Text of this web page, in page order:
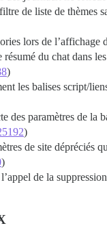
de liste de thèmes
lors de l’affichage
résumé du chat dans
)
les balises script/
des paramètres de la
)
de site dépréciés
)
de la